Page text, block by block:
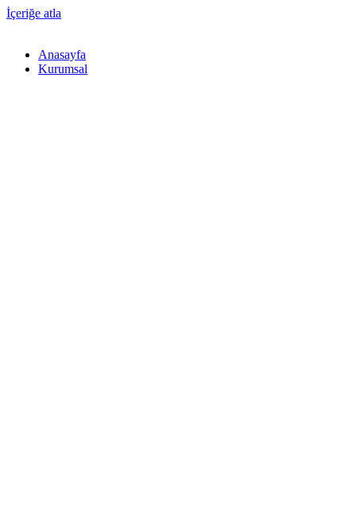
İçeriğe atla
Anasayfa
Kurumsal